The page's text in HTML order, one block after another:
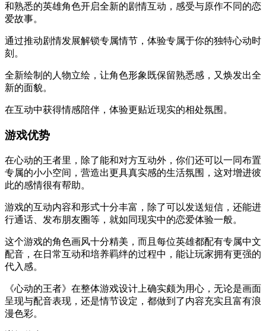
和熟悉的英雄角色开启全新的剧情互动，感受与原作不同的恋
爱故事。
通过推动剧情发展解锁专属情节，体验专属于你的独特心动时
刻。
全新绘制的人物立绘，让角色形象既保留熟悉感，又焕发出全
新的面貌。
在互动中获得情感陪伴，体验更贴近现实的相处氛围。
游戏优势
在心动的王者里，除了能和对方互动外，你们还可以一同布置
专属的小小空间，营造出更具真实感的生活氛围，这对增进彼
此的感情很有帮助。
游戏的互动内容和形式十分丰富，除了可以发送短信，还能进
行通话、发布朋友圈等，就如同现实中的恋爱体验一般。
这个游戏的角色画风十分精美，而且每位英雄都配有专属中文
配音，在日常互动和培养羁绊的过程中，能让玩家拥有更强的
代入感。
《心动的王者》在整体游戏设计上确实颇为用心，无论是画面
呈现与配音表现，还是情节设定，都做到了内容充实且富有浪
漫色彩。